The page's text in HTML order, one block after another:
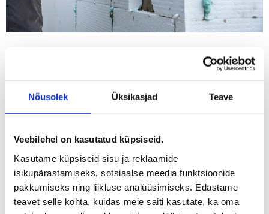
Nõusolek Üksikasjad Teave
Veebilehel on kasutatud küpsiseid.
Kasutame küpsiseid sisu ja reklaamide
isikupärastamiseks, sotsiaalse meedia funktsioonide
pakkumiseks ning liikluse analüüsimiseks. Edastame
teavet selle kohta, kuidas meie saiti kasutate, ka oma
soojustamine vajalik?
Ilma korraliku soojustuseta kaotab hoone suure osa soojusest
põrandaid ja niiskusprobleeme.
Peamised probleemid, mida vundamendi soojustamine aitab
ennetada:
Kõrged küttekulud – soojustamata vundament laseb kütmisel
saadud soojust maapinda hajuda.